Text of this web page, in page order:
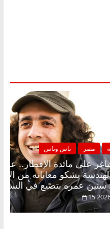
الرئيسية
مقعد
طالب
أحلى سنين عمره بتضيع في السجن
15 مارس، 2026
زينة رمضان.. د.
انتظار حلم